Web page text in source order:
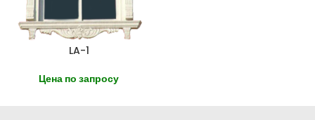
LA-1
Цена по запросу